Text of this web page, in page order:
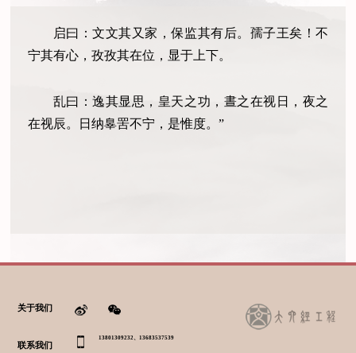
启曰：文文其又家，保监其有后。孺子王矣！不
宁其有心，孜孜其在位，显于上下。
乱曰：逸其显思，皇天之功，晝之在视日，夜之
在视辰。日纳辠罟不宁，是惟度。”
关于我们
联系我们
13801309232、13683537539